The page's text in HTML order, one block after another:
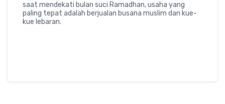
saat mendekati bulan suci Ramadhan, usaha yang
paling tepat adalah berjualan busana muslim dan kue-
kue lebaran.